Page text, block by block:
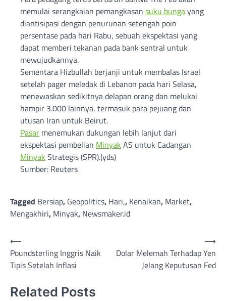
memulai serangkaian pemangkasan suku bungayang
diantisipasi dengan penurunan setengah poin
persentase pada hari Rabu, sebuah ekspektasi yang
dapat memberi tekanan pada bank sentral untuk
mewujudkannya.
Sementara Hizbullah berjanji untuk membalas Israel
setelah pager meledak di Lebanon pada hari Selasa,
menewaskan sedikitnya delapan orang dan melukai
hampir 3.000 lainnya, termasuk para pejuang dan
utusan Iran untuk Beirut.
Pasar menemukan dukungan lebih lanjut dari
ekspektasi pembelian Minyak AS untuk Cadangan
Minyak Strategis (SPR).(yds)
Sumber: Reuters
Tagged Bersiap, Geopolitics, Hari,, Kenaikan, Market,
Mengakhiri, Minyak, Newsmaker.id
Post
navigation
⟵
Poundsterling Inggris Naik
Tipis Setelah Inflasi
Dolar Melemah Terhadap Yen
Jelang Keputusan Fed
⟶
Related Posts